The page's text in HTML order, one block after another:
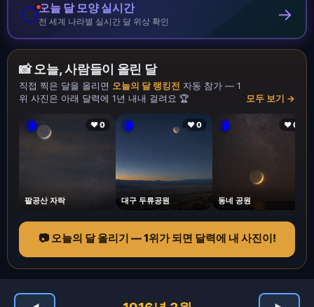
🌕오늘 달 모양 실시간
전 세계 나라별 실시간 달 위상 확인 →
📸 오늘, 사람들이 올린 달
직접 찍은 달을 올리면 오늘의 달 랭킹전 자동 참가 — 1
위 사진은 아래 달력에 1년 내내 걸려요 🏆
모두 보기 →
🌘 ❤ 0
팔공산 자락
🌘 ❤ 0
대구 두류공원
🌘 ❤ 0
동네 공원
📷 오늘의 달 올리기 — 1위가 되면 달력에 내 사진이!